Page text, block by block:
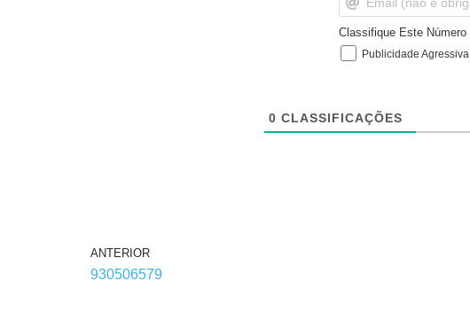
Classifique Este Número
Publicidade Agressiva
0 CLASSIFICAÇÕES
ANTERIOR
930506579